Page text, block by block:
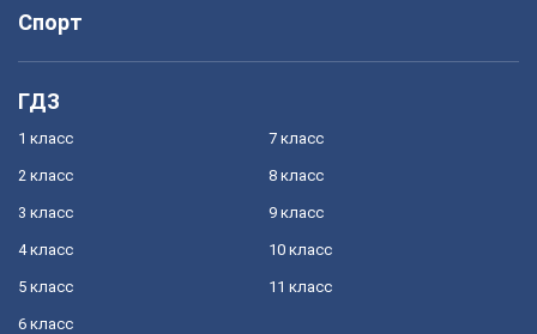
Спорт
ГДЗ
1 класс
2 класс
3 класс
4 класс
5 класс
6 класс
7 класс
8 класс
9 класс
10 класс
11 класс